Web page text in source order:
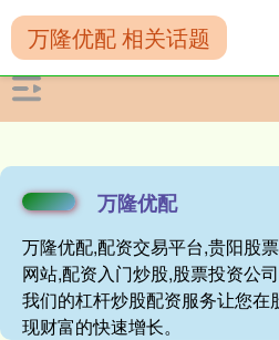
万隆优配
万隆优配,配资交易平台,贵阳股
网站,配资入门炒股,股票投资公
我们的杠杆炒股配资服务让您在
现财富的快速增长。
万隆优配 相关话题